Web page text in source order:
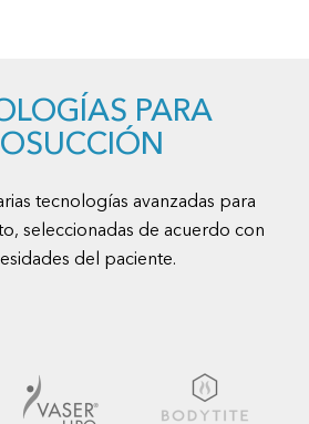
PARA
tecnologías avanzadas para
seleccionadas de acuerdo con
del paciente.